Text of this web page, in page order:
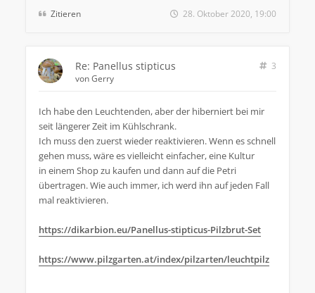
Zitieren 28. Oktober 2020, 19:00
Re: Panellus stipticus
3
vonGerry
Ich habe den Leuchtenden, aber der hiberniert bei mir
seit längerer Zeit im Kühlschrank.
Ich muss den zuerst wieder reaktivieren. Wenn es schnell
gehen muss, wäre es vielleicht einfacher, eine Kultur
in einem Shop zu kaufen und dann auf die Petri
übertragen. Wie auch immer, ich werd ihn auf jeden Fall
mal reaktivieren.
https://dikarbion.eu/Panellus-stipticus-Pilzbrut-Set
https://www.pilzgarten.at/index/pilzarten/leuchtpilz